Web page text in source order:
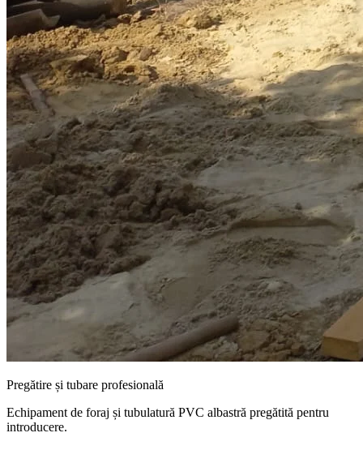
Pregătire și tubare profesională
Echipament de foraj și tubulatură PVC albastră pregătită pentru
introducere.